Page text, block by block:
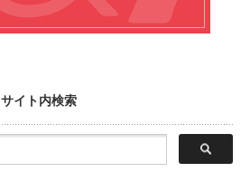
サイト内検索